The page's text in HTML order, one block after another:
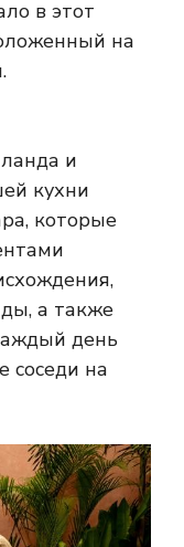
в этот
на
и
кухни
которые
а также
день
соседи на